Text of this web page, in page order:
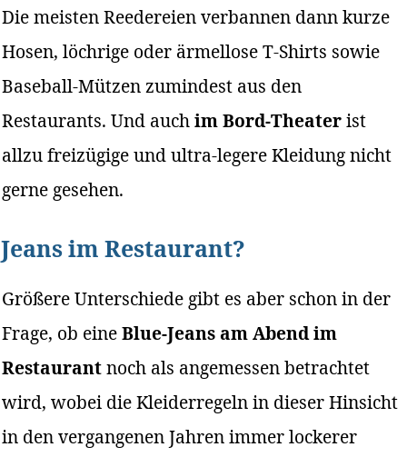
Die meisten Reedereien verbannen dann kurze
Hosen, löchrige oder ärmellose T-Shirts sowie
Baseball-Mützen zumindest aus den
Restaurants. Und auchim Bord-Theaterist
allzu freizügige und ultra-legere Kleidung nicht
gerne gesehen.
Jeans im Restaurant?
Größere Unterschiede gibt es aber schon in der
Frage, ob eineBlue-Jeans am Abend im
Restaurantnoch als angemessen betrachtet
wird, wobei die Kleiderregeln in dieser Hinsicht
in den vergangenen Jahren immer lockerer